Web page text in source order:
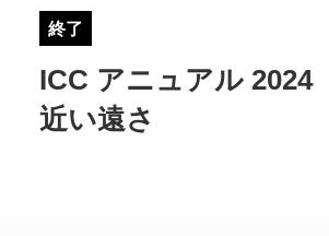
EXHIBITION 展
MUSEUM
終了
ICC アニュアル
近い遠さ